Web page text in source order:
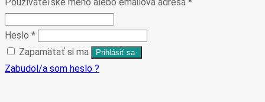
Heslo *
Zapamätať si ma
Zabudol/a som heslo ?